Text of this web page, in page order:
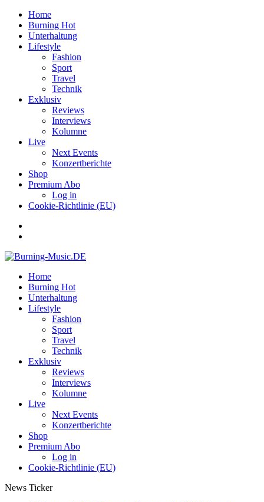
Home
Burning Hot
Unterhaltung
Lifestyle
Fashion
Sport
Travel
Technik
Exklusiv
Reviews
Interviews
Kolumne
Live
Next Events
Konzertberichte
Shop
Premium Abo
Log in
Cookie-Richtlinie (EU)
Home
Burning Hot
Unterhaltung
Lifestyle
Fashion
Sport
Travel
Technik
Exklusiv
Reviews
Interviews
Kolumne
Live
Next Events
Konzertberichte
Shop
Premium Abo
Log in
Cookie-Richtlinie (EU)
News Ticker